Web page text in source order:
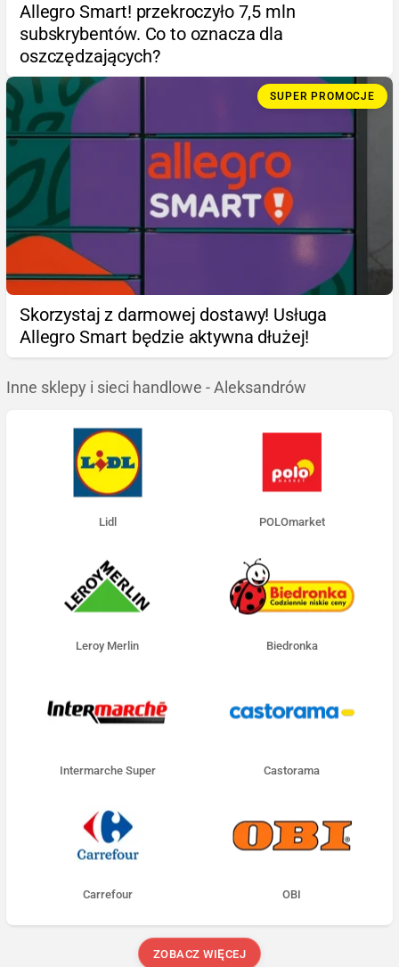
Allegro Smart! przekroczyło 7,5 mln
subskrybentów. Co to oznacza dla
oszczędzających?
SUPER PROMOCJE
Skorzystaj z darmowej dostawy! Usługa
Allegro Smart będzie aktywna dłużej!
Inne sklepy i sieci handlowe - Aleksandrów
Lidl POLOmarket
Leroy Merlin Biedronka
Intermarche Super Castorama
Carrefour OBI
ZOBACZ WIĘCEJ